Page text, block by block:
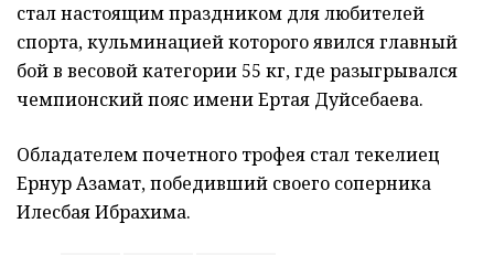
стал настоящим праздником для любителей
спорта, кульминацией которого явился главный
бой в весовой категории 55 кг, где разыгрывался
чемпионский пояс имени Ертая Дуйсебаева.
Обладателем почетного трофея стал текелиец
Ернур Азамат, победивший своего соперника
Илесбая Ибрахима.